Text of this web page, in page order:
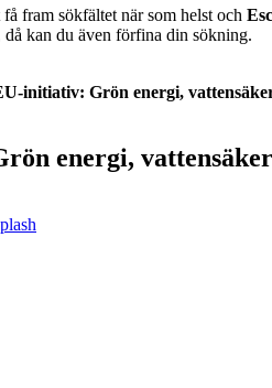
fram sökfältet när som helst och Esc
kan du även förfina din sökning.
initiativ: Grön energi,
energi,